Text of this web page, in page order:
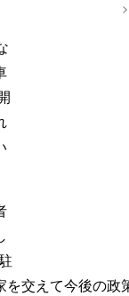
交えて今後の政